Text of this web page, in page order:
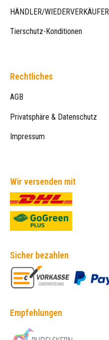
HÄNDLER/WIEDERVERKÄUFER
Tierschutz-Konditionen
Rechtliches
AGB
Privatsphäre & Datenschutz
Impressum
Wir versenden mit
Sicher bezahlen
Empfehlungen